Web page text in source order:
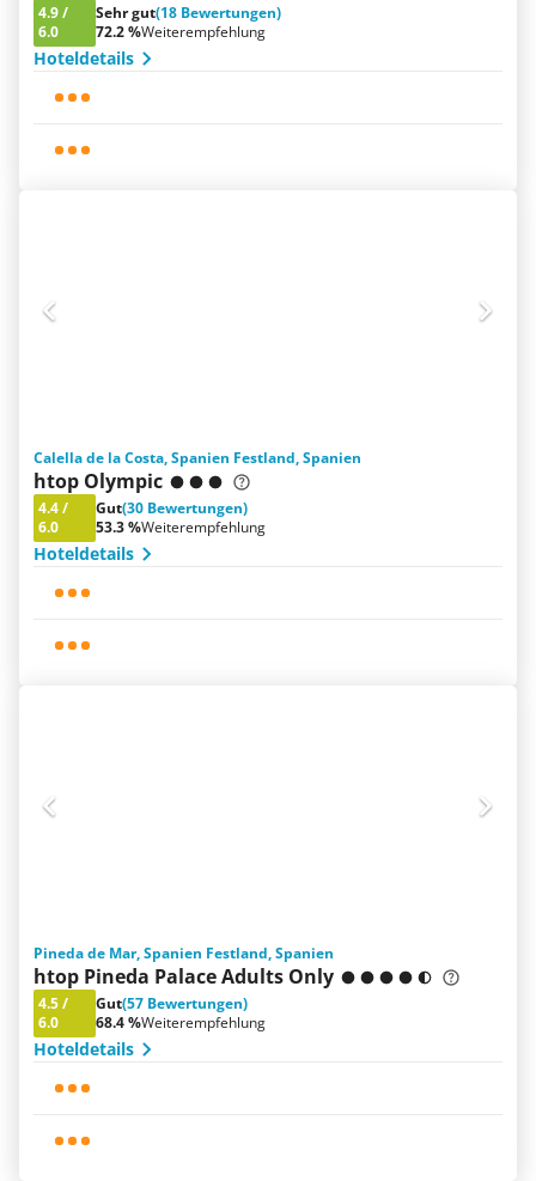
4.9/
6.0
Sehr gut(18 Bewertungen)
72.2 %Weiterempfehlung
Hoteldetails
Calella de la Costa, Spanien Festland, Spanien
htop Olympic
4.4/
6.0
Gut(30 Bewertungen)
53.3 %Weiterempfehlung
Hoteldetails
Pineda de Mar, Spanien Festland, Spanien
htop Pineda Palace Adults Only
4.5/
6.0
Gut(57 Bewertungen)
68.4 %Weiterempfehlung
Hoteldetails